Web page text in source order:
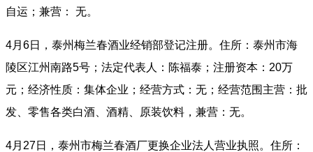
自运；兼营： 无。
4月6日，泰州梅兰春酒业经销部登记注册。住所：泰州市海
陵区江州南路5号；法定代表人：陈福泰；注册资本：20万
元；经济性质：集体企业；经营方式：无；经营范围主营：批
发、零售各类白酒、酒精、原装饮料，兼营：无。
4月27日，泰州市梅兰春酒厂更换企业法人营业执照。住所：